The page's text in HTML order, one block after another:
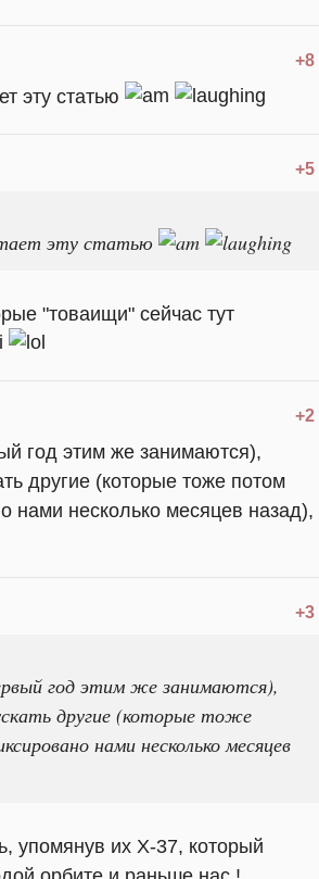
+8
эту статью
+5
эту статью
"товаищи" сейчас тут
+2
год этим же занимаются),
другие (которые тоже потом
нами несколько месяцев назад),
+3
год этим же занимаются),
другие (которые тоже
нами несколько месяцев
упомянув их Х-37, который